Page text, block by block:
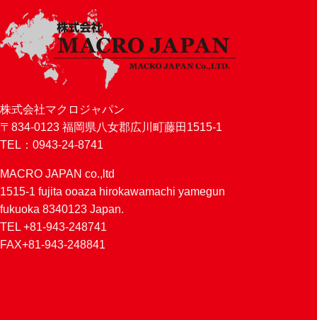
株式会社マクロジャパン
〒834-0123 福岡県八女郡広川町藤田1515-1
TEL：0943-24-8741
MACRO JAPAN co.,ltd
1515-1 fujita ooaza hirokawamachi yamegun
fukuoka 8340123 Japan.
TEL +81-943-248741
FAX+81-943-248841